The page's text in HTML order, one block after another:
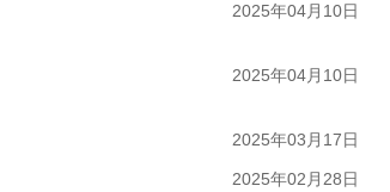
2025年04月10日
2025年04月10日
2025年03月17日
2025年02月28日